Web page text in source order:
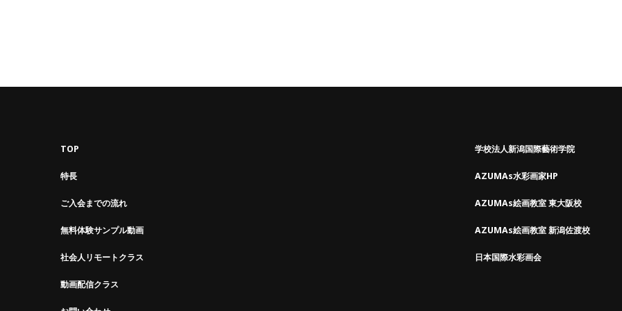
TOP
特長
ご入会までの流れ
無料体験サンプル動画
社会人リモートクラス
動画配信クラス
学校法人新潟国際藝術学院
AZUMAs水彩画家HP
AZUMAs絵画教室 東大阪校
AZUMAs絵画教室 新潟佐渡校
日本国際水彩画会